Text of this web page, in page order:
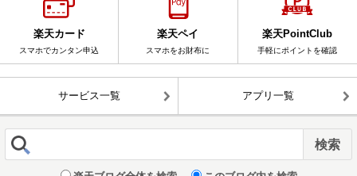
楽天カード
スマホでカンタン申込
楽天ペイ
スマホをお財布に
楽天PointClub
手軽にポイントを確認
サービス一覧 アプリ一覧